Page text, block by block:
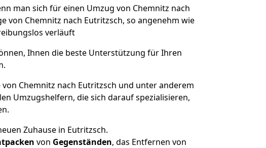
man sich für einen Umzug von Chemnitz nach
von Chemnitz nach Eutritzsch, so angenehm wie
verläuft
Ihnen die beste Unterstützung für Ihren
Chemnitz nach Eutritzsch und unter anderem
Umzugshelfern, die sich darauf spezialisieren,
Zuhause in Eutritzsch.
von Gegenständen, das Entfernen von